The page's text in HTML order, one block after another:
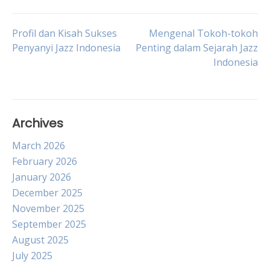
Post
Profil dan Kisah Sukses
Penyanyi Jazz Indonesia
Mengenal Tokoh-tokoh
Penting dalam Sejarah Jazz
Indonesia
Archives
March 2026
February 2026
January 2026
December 2025
November 2025
September 2025
August 2025
July 2025